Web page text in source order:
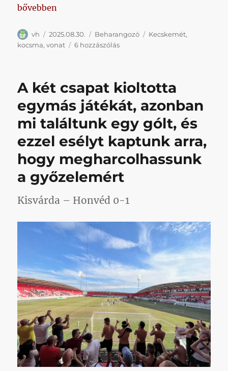
„Kocsmavadászat Kecskeméten (a meccs majd a
bővebben
Szerző
vh Közzétéve
2025.08.30. Kategória
Beharangozó Címke
Kecskemét,
kocsma,vonat 6 hozzászólásKocsmavadászat
majd
a
pályán
dől
el,
de
jó
kocsma
fejben)
bejegyzéshez
A két csapat kioltotta
egymás játékát, azonban
mi találtunk egy gólt, és
ezzel esélyt kaptunk arra,
hogy megharcolhassunk
a győzelemért
Kisvárda – Honvéd 0-1